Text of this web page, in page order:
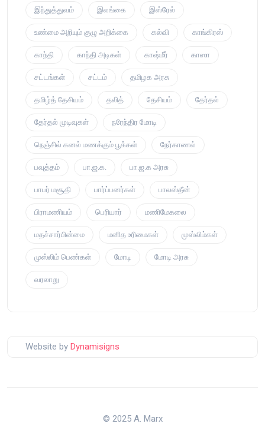
இந்துத்துவம் இலங்கை இஸ்ரேல்
உண்மை அறியும் குழு அறிக்கை கல்வி காங்கிரஸ்
காந்தி காந்தி அடிகள் காஷ்மீர் காஸா
சட்டங்கள் சட்டம் தமிழக அரசு
தமிழ்த் தேசியம் தலித் தேசியம் தேர்தல்
தேர்தல் முடிவுகள் நரேந்திர மோடி
நெஞ்சில் கனல் மணக்கும் பூக்கள் நேர்காணல்
பவுத்தம் பா.ஜ.க. பா.ஜ.க அரசு
பாபர் மசூதி பார்ப்பனர்கள் பாலஸ்தீன்
பிராமணியம் பெரியார் மணிமேகலை
மதச்சார்பின்மை மனித உரிமைகள் முஸ்லிம்கள்
முஸ்லிம் பெண்கள் மோடி மோடி அரசு
வரலாறு
Website by Dynamisigns
© 2025 A. Marx